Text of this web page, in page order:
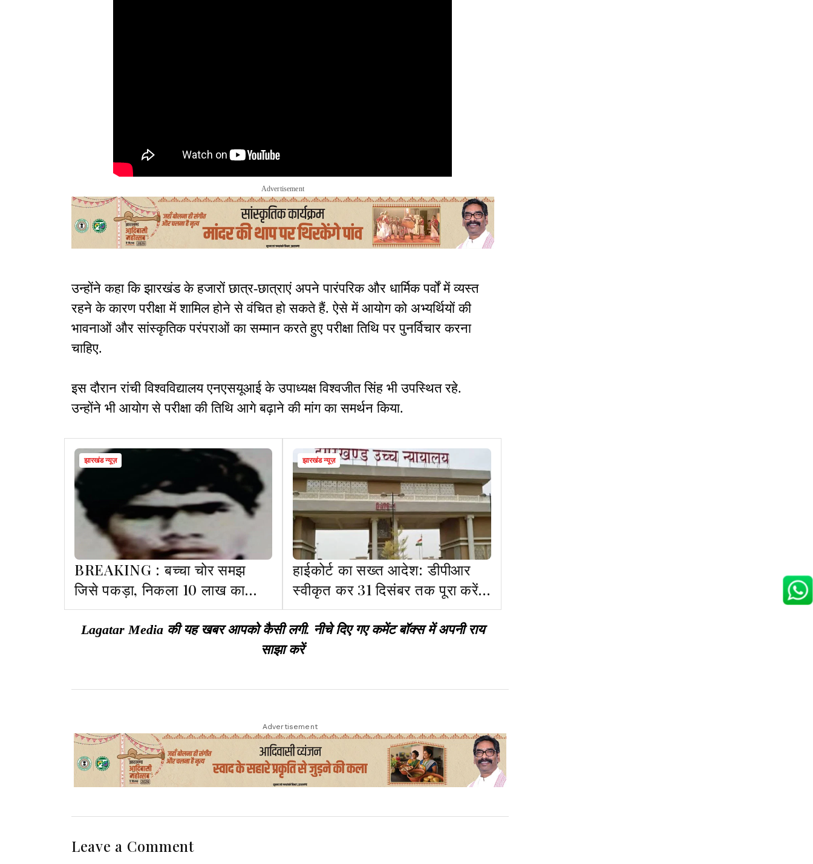
Advertisement
उन्होंने कहा कि झारखंड के हजारों छात्र-छात्राएं अपने पारंपरिक और धार्मिक पर्वों में व्यस्त
रहने के कारण परीक्षा में शामिल होने से वंचित हो सकते हैं. ऐसे में आयोग को अभ्यर्थियों की
भावनाओं और सांस्कृतिक परंपराओं का सम्मान करते हुए परीक्षा तिथि पर पुनर्विचार करना
चाहिए.
इस दौरान रांची विश्वविद्यालय एनएसयूआई के उपाध्यक्ष विश्वजीत सिंह भी उपस्थित रहे.
उन्होंने भी आयोग से परीक्षा की तिथि आगे बढ़ाने की मांग का समर्थन किया.
झारखंड न्यूज़
BREAKING : बच्चा चोर समझ
जिसे पकड़ा, निकला 10 लाख का
इनामी माओवादी
झारखंड न्यूज़
हाईकोर्ट का सख्त आदेश: डीपीआर
स्वीकृत कर 31 दिसंबर तक पूरा करें
सड़क निर्माण
Lagatar Media की यह खबर आपको कैसी लगी. नीचे दिए गए कमेंट बॉक्स में अपनी राय
साझा करें
Advertisement
Leave a Comment